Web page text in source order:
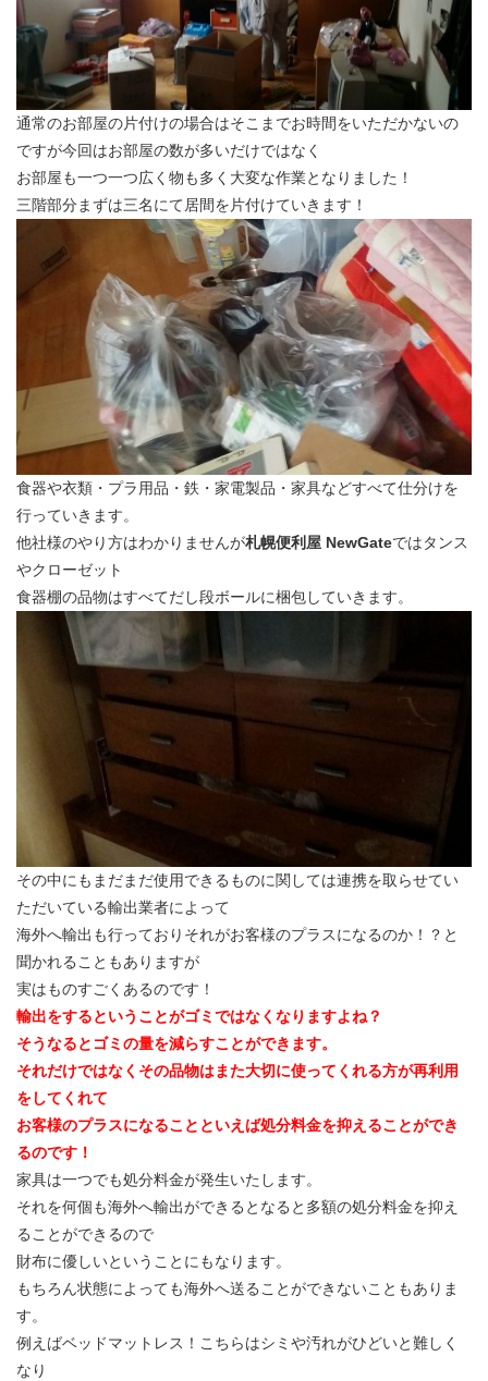
通常のお部屋の片付けの場合はそこまでお時間をいただかないの
ですが今回はお部屋の数が多いだけではなく
お部屋も一つ一つ広く物も多く大変な作業となりました！
三階部分まずは三名にて居間を片付けていきます！
食器や衣類・プラ用品・鉄・家電製品・家具などすべて仕分けを
行っていきます。
他社様のやり方はわかりませんが札幌便利屋 NewGateではタンス
やクローゼット
食器棚の品物はすべてだし段ボールに梱包していきます。
その中にもまだまだ使用できるものに関しては連携を取らせてい
ただいている輸出業者によって
海外へ輸出も行っておりそれがお客様のプラスになるのか！？と
聞かれることもありますが
実はものすごくあるのです！
輸出をするということがゴミではなくなりますよね？
そうなるとゴミの量を減らすことができます。
それだけではなくその品物はまた大切に使ってくれる方が再利用
をしてくれて
お客様のプラスになることといえば処分料金を抑えることができ
るのです！
家具は一つでも処分料金が発生いたします。
それを何個も海外へ輸出ができるとなると多額の処分料金を抑え
ることができるので
財布に優しいということにもなります。
もちろん状態によっても海外へ送ることができないこともありま
す。
例えばベッドマットレス！こちらはシミや汚れがひどいと難しく
なり